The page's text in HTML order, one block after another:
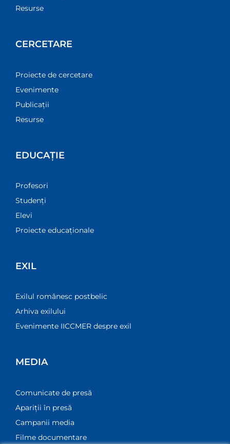
Resurse
CERCETARE
Proiecte de cercetare
Evenimente
Publicații
Resurse
EDUCAȚIE
Profesori
Studenți
Elevi
Proiecte educaționale
EXIL
Exilul românesc postbelic
Arhiva exilului
Evenimente IICCMER despre exil
MEDIA
Comunicate de presă
Apariții în presă
Campanii media
Filme documentare